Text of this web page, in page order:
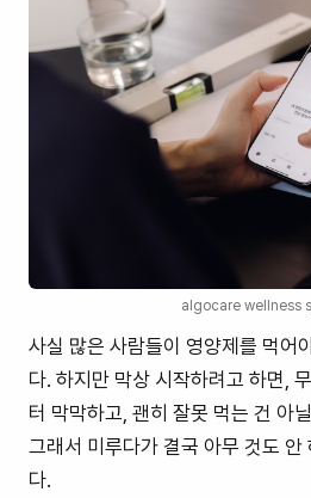
algocare wellness
사실 많은 사람들이 영양제를 먹어
다. 하지만 막상 시작하려고 하면,
터 막막하고, 괜히 잘못 먹는 건 아
그래서 미루다가 결국 아무 것도 안
다.